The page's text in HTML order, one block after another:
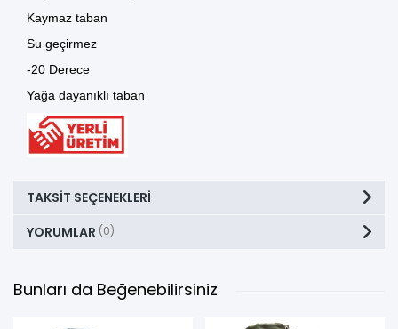
Kaymaz taban
Su geçirmez
-20 Derece
Yağa dayanıklı taban
TAKSIT SEÇENEKLERI
YORUMLAR (0)
Bunları da Beğenebilirsiniz